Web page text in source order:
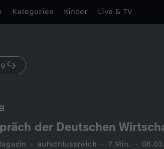
Kategorien Kinder Live & TV
der Deutschen
aufschlussreich 7 Min.